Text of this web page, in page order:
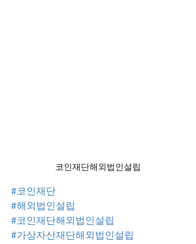
코인재단해외법인설립
#코인재단
#해외법인설립
#코인재단해외법인설립
#가상자산재단해외법인설립